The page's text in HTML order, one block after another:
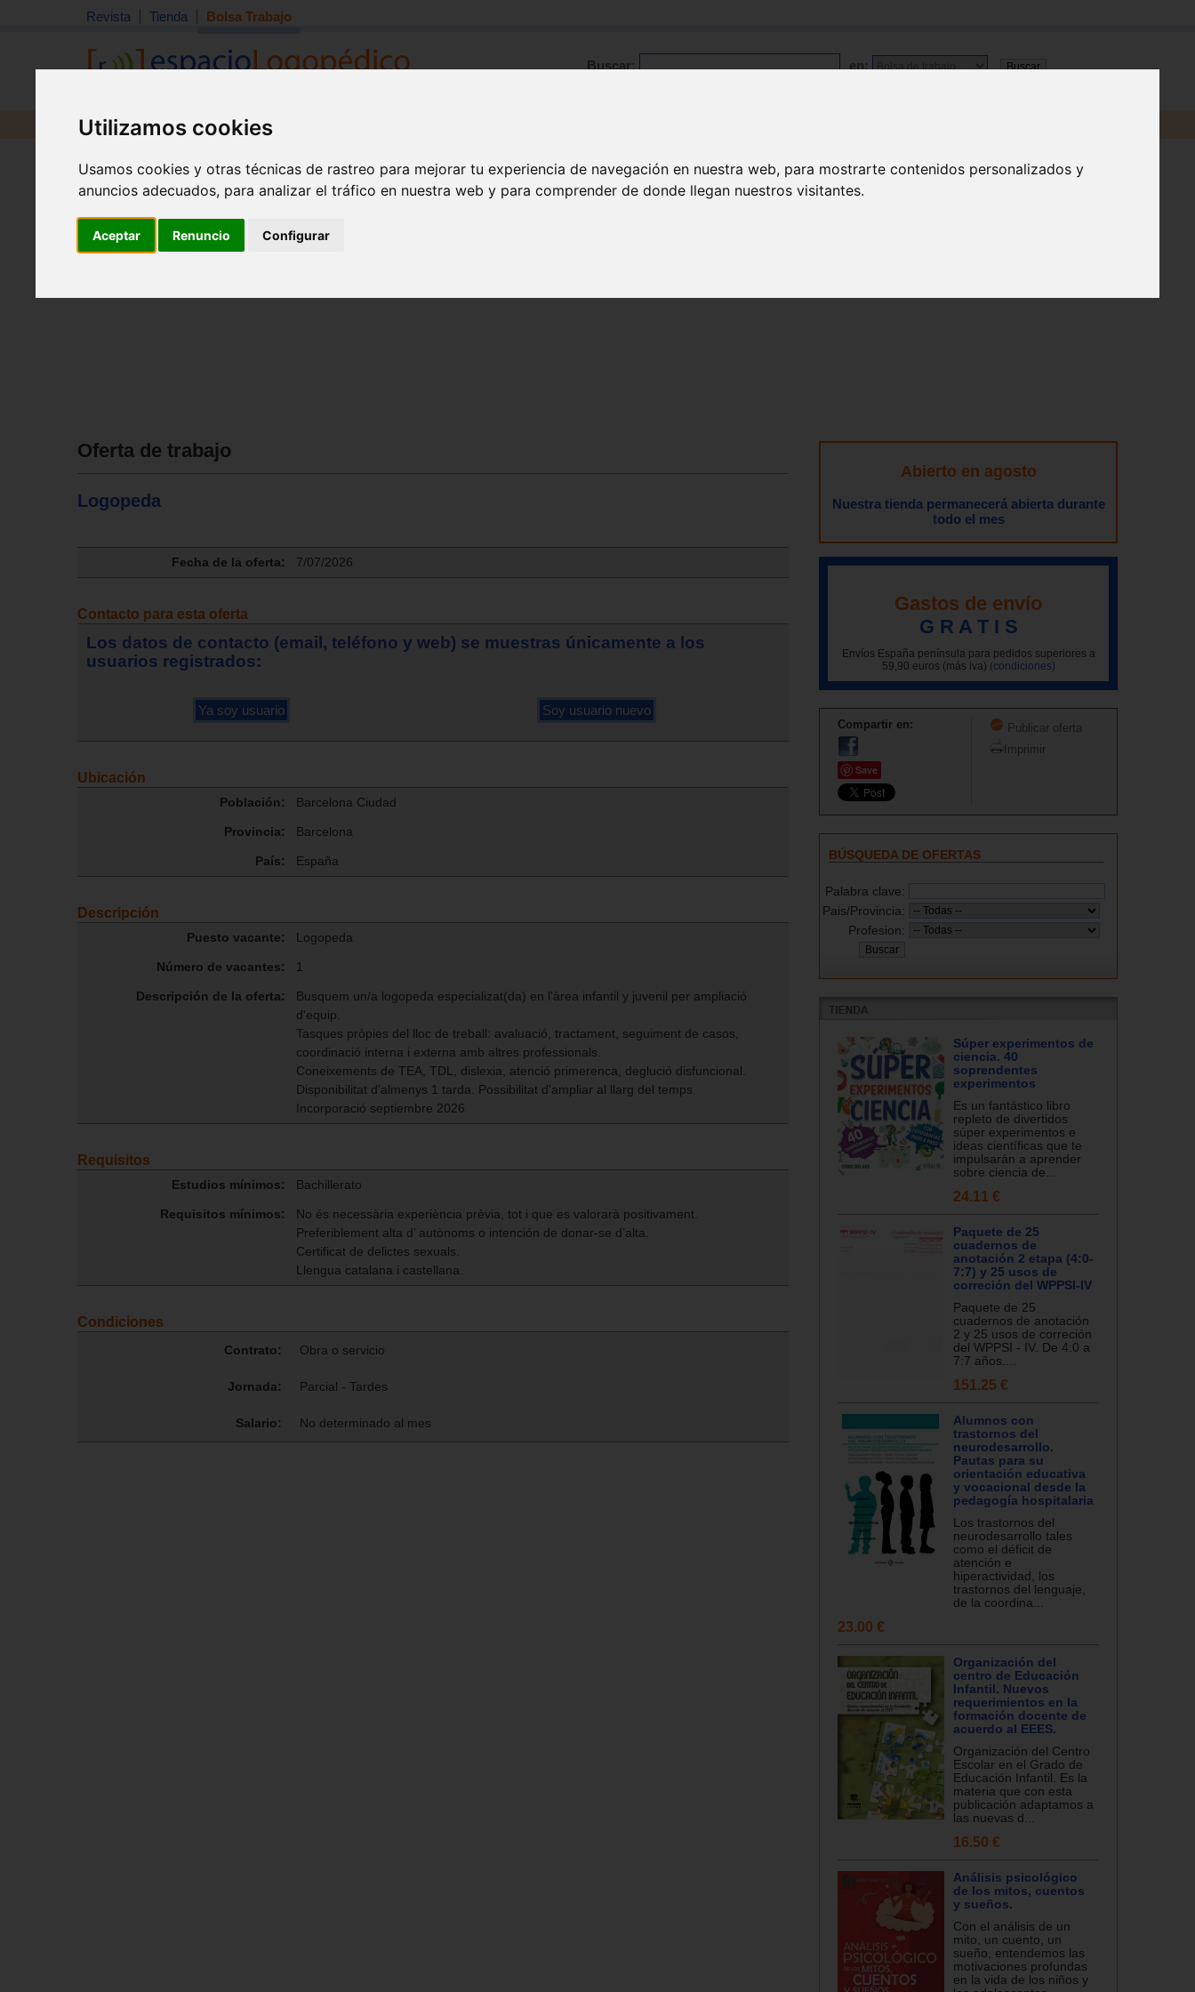
Utilizamos cookies
Usamos cookies y otras técnicas de rastreo para mejorar tu experiencia de navegación en nuestra web, para mostrarte contenidos personalizados y
anuncios adecuados, para analizar el tráfico en nuestra web y para comprender de donde llegan nuestros visitantes.
Aceptar Renuncio Configurar
Revista Tienda Bolsa Trabajo
Buscar: en:
Revista Libros Material
Oferta de trabajo
Logopeda
Fecha de la oferta: 7/07/2026
Contacto para esta oferta
Los datos de contacto (email, teléfono y web) se muestras únicamente a los
usuarios registrados:
Ubicación
Población: Barcelona Ciudad
Provincia: Barcelona
País: España
Descripción
Puesto vacante: Logopeda
Número de vacantes: 1
Descripción de la oferta:
Busquem un/a logopeda especializat(da) en l'àrea infantil y juvenil per ampliació
d'equip.
Tasques pròpies del lloc de treball: avaluació, tractament, seguiment de casos,
coordinació interna i externa amb altres professionals.
Coneixements de TEA, TDL, dislexia, atenció primerenca, deglució disfuncional.
Disponibilitat d'almenys 1 tarda. Possibilitat d'ampliar al llarg del temps.
Incorporació septiembre 2026
Requisitos
Estudios mínimos: Bachillerato
Requisitos mínimos:
No és necessària experiència prèvia, tot i que es valorarà positivament.
Preferiblement alta d’ autònoms o intención de donar-se d’alta.
Certificat de delictes sexuals.
Llengua catalana i castellana.
Condiciones
Contrato: Obra o servicio
Jornada: Parcial - Tardes
Salario: No determinado al mes
Abierto en agosto
Nuestra tienda permanecerá abierta durante
todo el mes
Gastos de envío
G R A T I S
Envíos España península para pedidos superiores a
59,90 euros (más iva) (condiciones)
Compartir en:
Save
Publicar oferta
Imprimir
BÚSQUEDA DE OFERTAS
Palabra clave:
Pais/Provincia:
Profesion:
Súper experimentos de
ciencia. 40
soprendentes
experimentos
Es un fantástico libro
repleto de divertidos
súper experimentos e
ideas científicas que te
impulsarán a aprender
sobre ciencia de...
24.11 €
Paquete de 25
cuadernos de
anotación 2 etapa (4:0-
7:7) y 25 usos de
correción del WPPSI-IV
Paquete de 25
cuadernos de anotación
2 y 25 usos de correción
del WPPSI - IV. De 4:0 a
7:7 años....
151.25 €
Alumnos con
trastornos del
neurodesarrollo.
Pautas para su
orientación educativa
y vocacional desde la
pedagogía hospitalaria
Los trastornos del
neurodesarrollo tales
como el déficit de
atención e
hiperactividad, los
trastornos del lenguaje,
de la coordina...
23.00 €
Organización del
centro de Educación
Infantil. Nuevos
requerimientos en la
formación docente de
acuerdo al EEES.
Organización del Centro
Escolar en el Grado de
Educación Infantil. Es la
materia que con esta
publicación adaptamos a
las nuevas d...
16.50 €
Análisis psicológico
de los mitos, cuentos
y sueños.
Con el análisis de un
mito, un cuento, un
sueño, entendemos las
motivaciones profundas
en la vida de los niños y